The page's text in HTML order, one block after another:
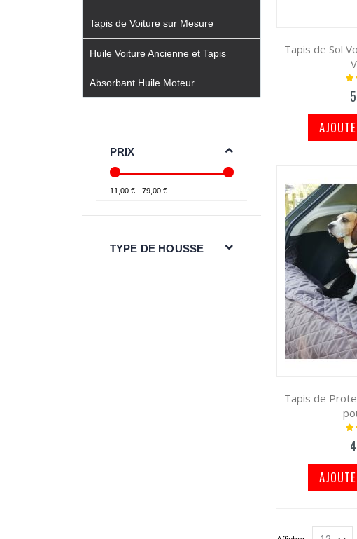
Tapis de Sol
Tapis de
Tapis de Voiture sur Mesure
Huile Voiture Ancienne et Tapis
Absorbant Huile Moteur
PRIX
11,00 € - 79,00 €
TYPE DE HOUSSE